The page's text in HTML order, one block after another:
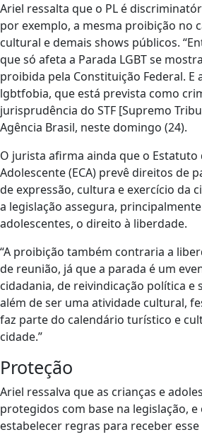
Ariel ressalta que o PL é
por exemplo, a mesma proibição no
cultural e demais shows públicos.
que só afeta a Parada LGBT se
proibida pela Constituição Federal. E
lgbtfobia, que está prevista como
jurisprudência do STF [Supremo
Agência Brasil, neste domingo (24).
O jurista afirma ainda que o Estatuto
Adolescente (ECA) prevê direitos de
de expressão, cultura e exercício da
a legislação assegura,
adolescentes, o direito à liberdade.
“A proibição também contraria a
de reunião, já que a parada é um
cidadania, de reivindicação política e
além de ser uma atividade cultural,
faz parte do calendário turístico e
cidade.”
Proteção
Ariel ressalva que as crianças e
protegidos com base na legislação,
estabelecer regras para receber